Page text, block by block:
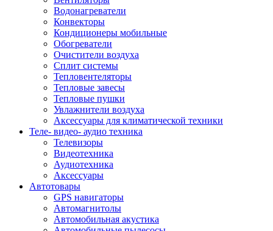
Водонагреватели
Конвекторы
Кондиционеры мобильные
Обогреватели
Очистители воздуха
Сплит системы
Тепловентеляторы
Тепловые завесы
Тепловые пушки
Увлажнители воздуха
Аксессуары для климатической техники
Теле- видео- аудио техника
Телевизоры
Видеотехника
Аудиотехника
Аксессуары
Автотовары
GPS навигаторы
Автомагнитолы
Автомобильная акустика